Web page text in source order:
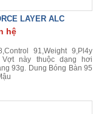
LAYER ALC
hệ
91,Weight 9,Pl4y
Vợt này thuộc dạng hơi
93g. Dung Bóng Bàn 95